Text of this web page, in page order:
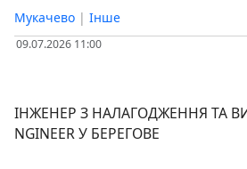
Мукачево | Інше
09.07.2026 11:00
ІНЖЕНЕР З НАЛАГОДЖЕННЯ ТА
NGINEER У БЕРЕГОВЕ